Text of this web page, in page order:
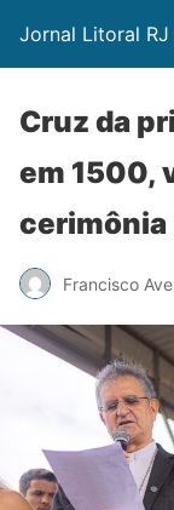
Jornal Litoral RJ
Cruz da
em 1500,
Francisco